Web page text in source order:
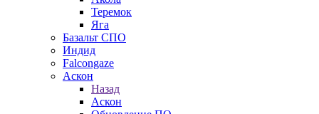
Теремок
Яга
Базальт СПО
Индид
Falcongaze
Аскон
Назад
Аскон